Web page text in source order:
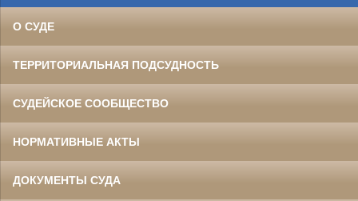
О СУДЕ
ТЕРРИТОРИАЛЬНАЯ ПОДСУДНОСТЬ
СУДЕЙСКОЕ СООБЩЕСТВО
НОРМАТИВНЫЕ АКТЫ
ДОКУМЕНТЫ СУДА